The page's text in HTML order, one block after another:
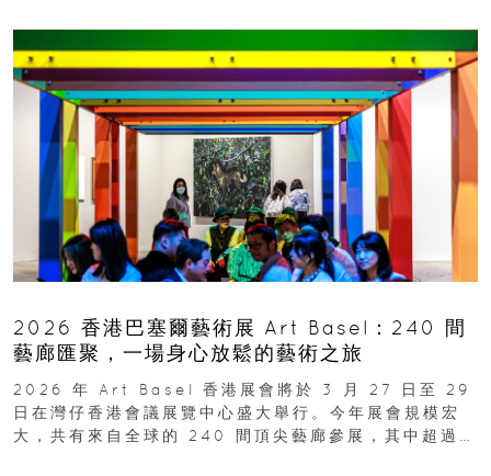
2026 香港巴塞爾藝術展 Art Basel：240 間
藝廊匯聚，一場身心放鬆的藝術之旅
2026 年 Art Basel 香港展會將於 3 月 27 日至 29
日在灣仔香港會議展覽中心盛大舉行。今年展會規模宏
大，共有來自全球的 240 間頂尖藝廊參展，其中超過半